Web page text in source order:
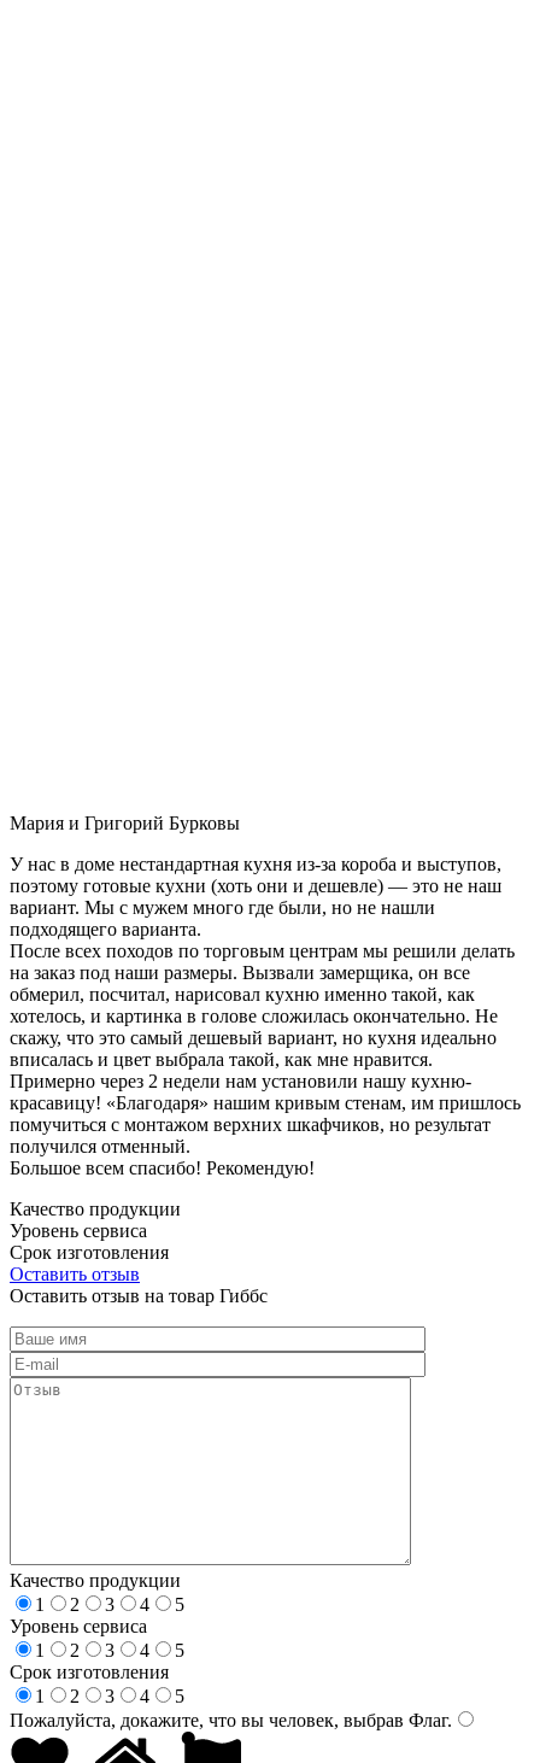
Мария и Григорий Бурковы
У нас в доме нестандартная кухня из-за короба и выступов,
поэтому готовые кухни (хоть они и дешевле) — это не наш
вариант. Мы с мужем много где были, но не нашли
подходящего варианта.
После всех походов по торговым центрам мы решили делать
на заказ под наши размеры. Вызвали замерщика, он все
обмерил, посчитал, нарисовал кухню именно такой, как
хотелось, и картинка в голове сложилась окончательно. Не
скажу, что это самый дешевый вариант, но кухня идеально
вписалась и цвет выбрала такой, как мне нравится.
Примерно через 2 недели нам установили нашу кухню-
красавицу! «Благодаря» нашим кривым стенам, им пришлось
помучиться с монтажом верхних шкафчиков, но результат
получился отменный.
Большое всем спасибо! Рекомендую!
Качество продукции
Уровень сервиса
Срок изготовления
Оставить отзыв
Оставить отзыв на товар Гиббс
Качество продукции
1
2 3 4
5
Уровень сервиса
1
2 3 4
5
Срок изготовления
1
2 3 4
5
Пожалуйста, докажите, что вы человек, выбрав Флаг.